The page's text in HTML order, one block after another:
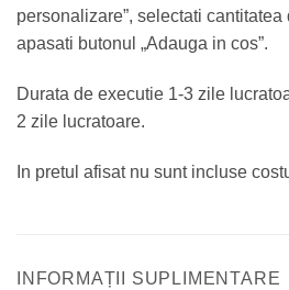
personalizare”, selectati
apasati butonul „Adauga in cos”.
Durata de executie 1-3 zile
2 zile lucratoare.
In pretul afisat nu sunt incluse
INFORMAȚII SUPLIMENTARE